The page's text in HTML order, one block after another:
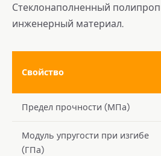
Стеклонаполненный
инженерный материал.
Свойство
Предел прочности (МПа)
Модуль упругости при изгибе
(ГПа)